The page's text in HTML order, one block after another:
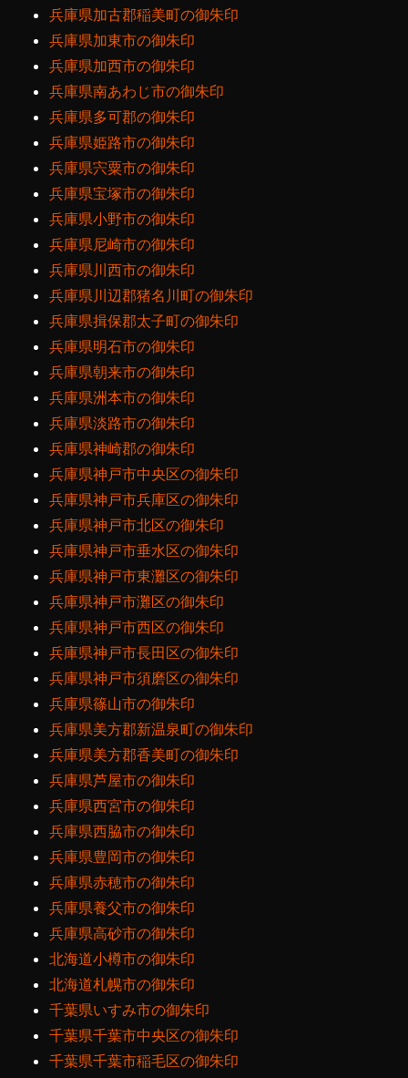
兵庫県加古郡稲美町の御朱印
兵庫県加東市の御朱印
兵庫県加西市の御朱印
兵庫県南あわじ市の御朱印
兵庫県多可郡の御朱印
兵庫県姫路市の御朱印
兵庫県宍粟市の御朱印
兵庫県宝塚市の御朱印
兵庫県小野市の御朱印
兵庫県尼崎市の御朱印
兵庫県川西市の御朱印
兵庫県川辺郡猪名川町の御朱印
兵庫県揖保郡太子町の御朱印
兵庫県明石市の御朱印
兵庫県朝来市の御朱印
兵庫県洲本市の御朱印
兵庫県淡路市の御朱印
兵庫県神崎郡の御朱印
兵庫県神戸市中央区の御朱印
兵庫県神戸市兵庫区の御朱印
兵庫県神戸市北区の御朱印
兵庫県神戸市垂水区の御朱印
兵庫県神戸市東灘区の御朱印
兵庫県神戸市灘区の御朱印
兵庫県神戸市西区の御朱印
兵庫県神戸市長田区の御朱印
兵庫県神戸市須磨区の御朱印
兵庫県篠山市の御朱印
兵庫県美方郡新温泉町の御朱印
兵庫県美方郡香美町の御朱印
兵庫県芦屋市の御朱印
兵庫県西宮市の御朱印
兵庫県西脇市の御朱印
兵庫県豊岡市の御朱印
兵庫県赤穂市の御朱印
兵庫県養父市の御朱印
兵庫県高砂市の御朱印
北海道小樽市の御朱印
北海道札幌市の御朱印
千葉県いすみ市の御朱印
千葉県千葉市中央区の御朱印
千葉県千葉市稲毛区の御朱印